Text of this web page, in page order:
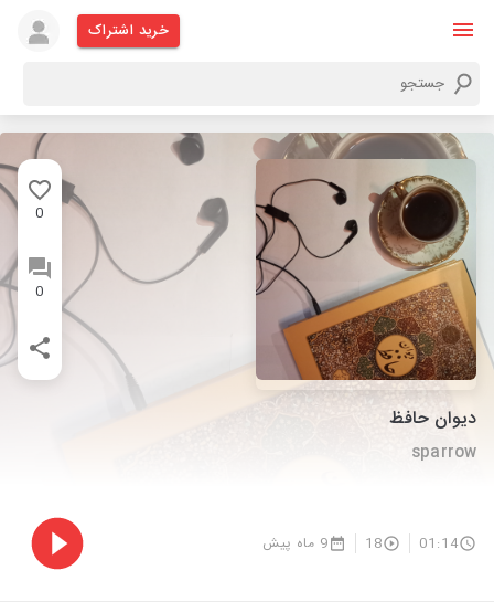
خرید اشتراک
0
0
دیوان حافظ
sparrow
01:14
18 9 ماه پیش